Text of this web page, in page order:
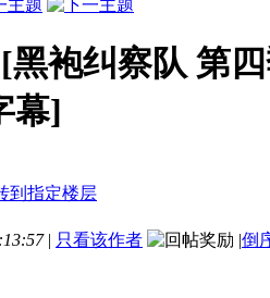
[黑袍纠察队 第四
幕]
| 只看该作者 |倒